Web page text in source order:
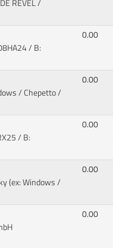
REVEL/
/ B:
0.00
/ Chepetto/
0.00
/ B:
0.00
(ex: Windows/
0.00
0.00